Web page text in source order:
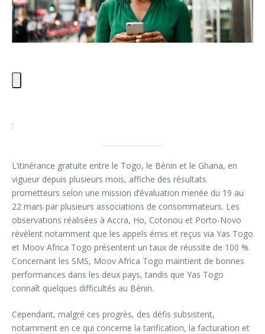
:
L’itinérance gratuite entre le Togo, le Bénin et le Ghana, en
vigueur depuis plusieurs mois, affiche des résultats
prometteurs selon une mission d’évaluation menée du 19 au
22 mars par plusieurs associations de consommateurs. Les
observations réalisées à Accra, Ho, Cotonou et Porto-Novo
révèlent notamment que les appels émis et reçus via Yas Togo
et Moov Africa Togo présentent un taux de réussite de 100 %.
Concernant les SMS, Moov Africa Togo maintient de bonnes
performances dans les deux pays, tandis que Yas Togo
connaît quelques difficultés au Bénin.
Cependant, malgré ces progrès, des défis subsistent,
notamment en ce qui concerne la tarification, la facturation et